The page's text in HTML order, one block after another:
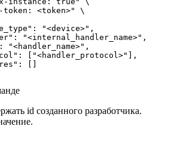
token: <token>" \
"<device>",
"<internal_handler_name>",
"<handler_name>",
["<handler_protocol>"],
[]
id созданного разработчика.